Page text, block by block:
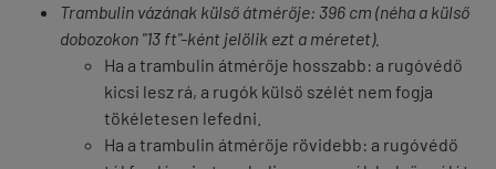
Trambulin vázának külső átmérője: 396 cm (néha a külső
dobozokon "13 ft"-ként jelölik ezt a méretet).
Ha a trambulin átmérője hosszabb: a rugóvédő
kicsi lesz rá, a rugók külső szélét nem fogja
tökéletesen lefedni.
Ha a trambulin átmérője rövidebb: a rugóvédő